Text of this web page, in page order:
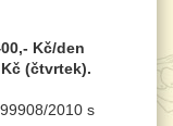
Kč/den
(čtvrtek).
2010 s